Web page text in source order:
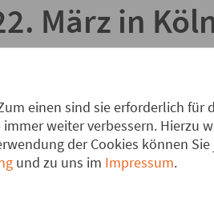
März in
Chinas Außenhandel trotz
Rekordüberschuss erreicht.
von rund 3,8 Billionen
einen sind sie erforderlich
weiter verbessern. Hierzu
der Cookies können
und zu uns im Impressum.